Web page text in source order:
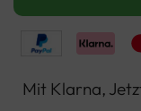
Mit Klarna,